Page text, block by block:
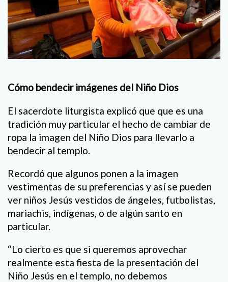
Cómo bendecir imágenes del Niño Dios
El sacerdote liturgista explicó que que es una
tradición muy particular el hecho de cambiar de
ropa la imagen del Niño Dios para llevarlo a
bendecir al templo.
Recordó que algunos ponen a la imagen
vestimentas de su preferencias y así se pueden
ver niños Jesús vestidos de ángeles, futbolistas,
mariachis, indígenas, o de algún santo en
particular.
“Lo cierto es que si queremos aprovechar
realmente esta fiesta de la presentación del
Niño Jesús en el templo, no debemos